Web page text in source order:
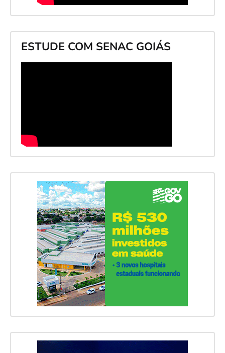
ESTUDE COM SENAC GOIÁS